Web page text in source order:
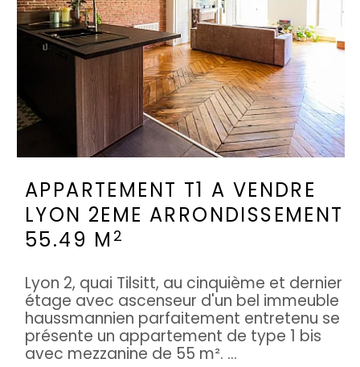
APPARTEMENT T1 A VENDRE
LYON 2EME ARRONDISSEMENT
55.49 M 2
Lyon 2, quai Tilsitt, au cinquième et dernier
étage avec ascenseur d'un bel immeuble
haussmannien parfaitement entretenu se
présente un appartement de type 1 bis
avec mezzanine de 55 m². ...